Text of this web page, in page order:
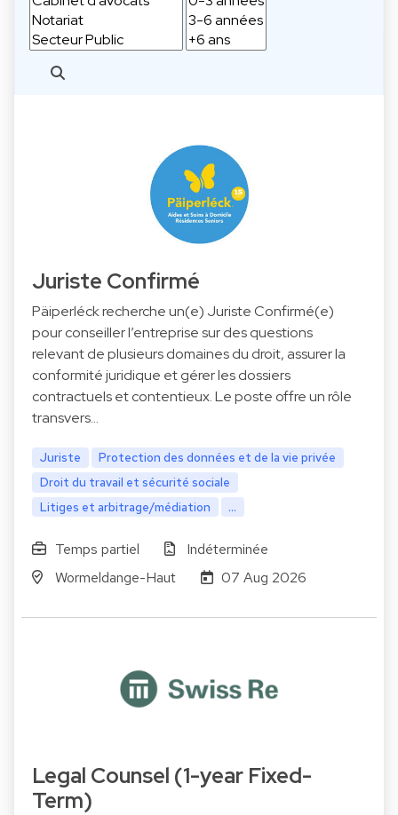
Juriste Confirmé
Päiperléck recherche un(e) Juriste Confirmé(e)
pour conseiller l’entreprise sur des questions
relevant de plusieurs domaines du droit, assurer la
conformité juridique et gérer les dossiers
contractuels et contentieux. Le poste offre un rôle
transvers…
Juriste
Protection des données et de la vie privée
Droit du travail et sécurité sociale
Litiges et arbitrage/médiation
...
Temps partiel
Indéterminée
Wormeldange-Haut
07 Aug 2026
Legal Counsel (1-year Fixed-
Term)